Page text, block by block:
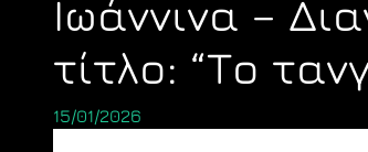
Ιωάννινα –
τίτλο: “Το
15/01/2026